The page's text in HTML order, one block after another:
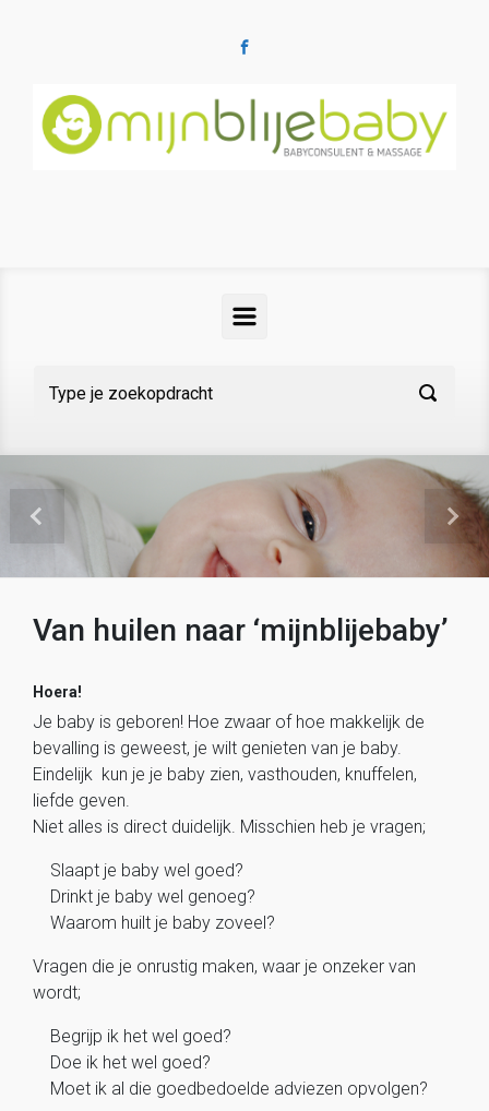
Vorige
Van huilen naar ‘mijnblijebaby’
Hoera!
Je baby is geboren! Hoe zwaar of hoe makkelijk de
bevalling is geweest, je wilt genieten van je baby.
Eindelijk kun je je baby zien, vasthouden, knuffelen,
liefde geven.
Niet alles is direct duidelijk. Misschien heb je vragen;
Slaapt je baby wel goed?
Drinkt je baby wel genoeg?
Waarom huilt je baby zoveel?
Vragen die je onrustig maken, waar je onzeker van
wordt;
Begrijp ik het wel goed?
Doe ik het wel goed?
Moet ik al die goedbedoelde adviezen opvolgen?